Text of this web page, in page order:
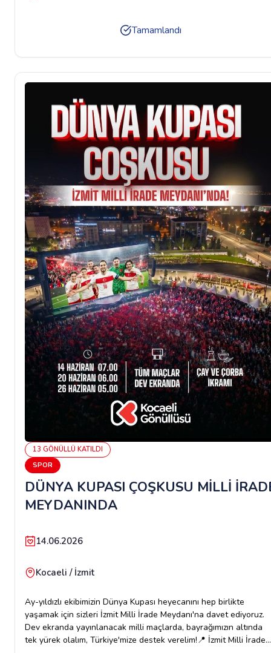
geleceğe.Tarih: 25 Haziran 2026 PerşembeSaat: 10:00Etkinlik
alanı: İzmit Kent Ormanı (Kocaeli Üniversitesi Umuttepe
Belediyesi ana bina arkası Antikkapı düğün salonu önü (Ncıty
alışveriş merkezi yanı) Araç hareket saati: 09:30İrtibat: 0540 004
00 41
Tamamlandı
13 GÖNÜLLÜ KATILDI
SPOR
DÜNYA KUPASI ÇOŞKUSU MİLLİ
MEYDANINDA
14.06.2026
Kocaeli / İzmit
Ay-yıldızlı ekibimizin Dünya Kupası heyecanını hep birlikte
yaşamak için sizleri İzmit Milli İrade Meydanı'na davet ediyoruz.
Dev ekranda yayınlanacak milli maçlarda, bayrağımızın altında
tek yürek olalım, Türkiye'mize destek verelim!📍 İzmit Milli İrade